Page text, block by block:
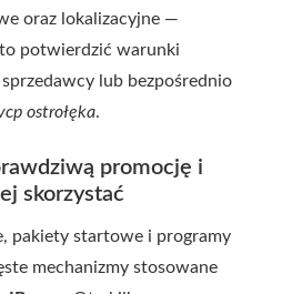
oraz lokalizacyjne —
potwierdzić warunki
lub bezpośrednio
ostrołęka.
promocję i
skorzystać
pakiety startowe i programy
mechanizmy stosowane